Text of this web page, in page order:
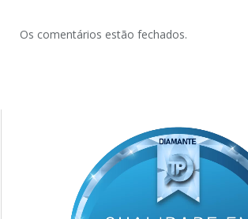
Os comentários estão fechados.